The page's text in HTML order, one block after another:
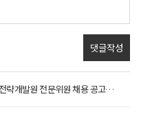
[제2025-02호] 한국특허전략개발원 전문위원 채용 공고(계약직...